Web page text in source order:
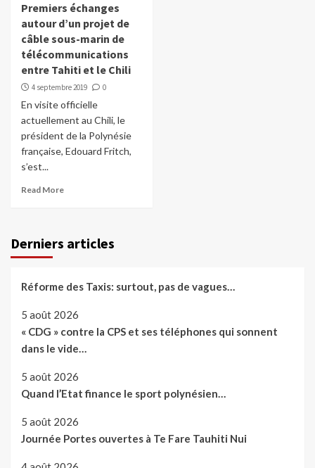
Premiers échanges
autour d’un projet de
câble sous-marin de
télécommunications
entre Tahiti et le Chili
4 septembre 2019 0
En visite officielle
actuellement au Chili, le
président de la Polynésie
française, Edouard Fritch,
s’est...
Read More
Derniers articles
Réforme des Taxis: surtout, pas de vagues…
5 août 2026
« CDG » contre la CPS et ses téléphones qui sonnent
dans le vide…
5 août 2026
Quand l’Etat finance le sport polynésien…
5 août 2026
Journée Portes ouvertes à Te Fare Tauhiti Nui